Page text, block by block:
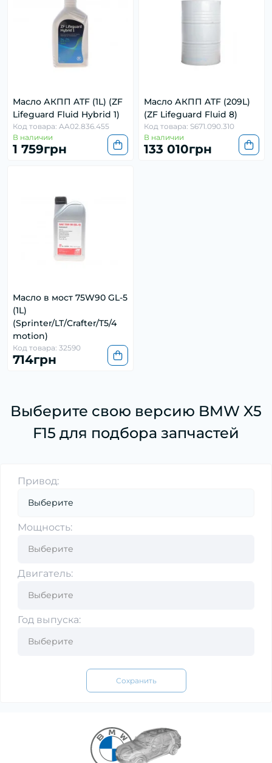
Масло АКПП ATF (1L) (ZF
Lifeguard Fluid Hybrid 1)
Код товара: AA02.836.455
В наличии
1 759грн
Масло АКПП ATF (209L)
(ZF Lifeguard Fluid 8)
Код товара: S671.090.310
В наличии
133 010грн
Масло в мост 75W90 GL-5
(1L)
(Sprinter/LT/Crafter/T5/4
motion)
Код товара: 32590
714грн
Выберите свою версию BMW X5
F15 для подбора запчастей
Привод:
Мощность:
Двигатель:
Год выпуска:
Сохранить